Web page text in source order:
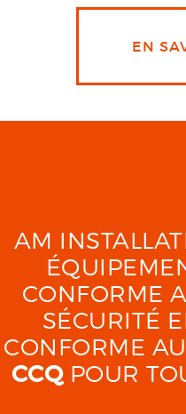
EN
AM
CONFORME
SÉCURITÉ
CONFORME
CCQPOUR